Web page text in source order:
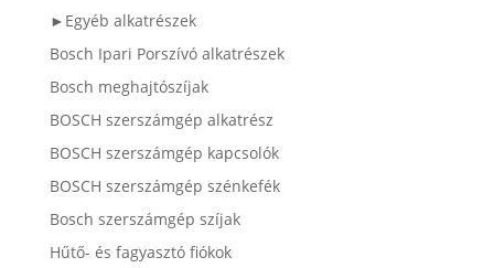
►Egyéb alkatrészek
Bosch Ipari Porszívó alkatrészek
Bosch meghajtószíjak
BOSCH szerszámgép alkatrész
BOSCH szerszámgép kapcsolók
BOSCH szerszámgép szénkefék
Bosch szerszámgép szíjak
Hűtő- és fagyasztó fiókok